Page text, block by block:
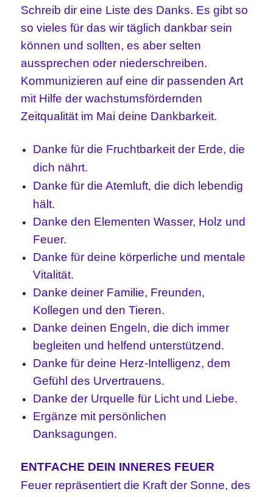
Schreib dir eine Liste des Danks. Es gibt so
so vieles für das wir täglich dankbar sein
können und sollten, es aber selten
aussprechen oder niederschreiben.
Kommunizieren auf eine dir passenden Art
mit Hilfe der wachstumsfördernden
Zeitqualität im Mai deine Dankbarkeit.
Danke für die Fruchtbarkeit der Erde, die
dich nährt.
Danke für die Atemluft, die dich lebendig
hält.
Danke den Elementen Wasser, Holz und
Feuer.
Danke für deine körperliche und mentale
Vitalität.
Danke deiner Familie, Freunden,
Kollegen und den Tieren.
Danke deinen Engeln, die dich immer
begleiten und helfend unterstützend.
Danke für deine Herz-Intelligenz, dem
Gefühl des Urvertrauens.
Danke der Urquelle für Licht und Liebe.
Ergänze mit persönlichen
Danksagungen.
ENTFACHE DEIN INNERES FEUER
Feuer repräsentiert die Kraft der Sonne, des